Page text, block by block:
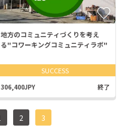
地方のコミュニティづくりを考え
る"コワーキングコミュニティラボ"
SUCCESS
306,400JPY 終了
2 3